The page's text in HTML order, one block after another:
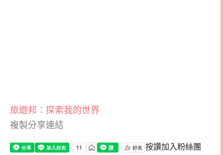
旅遊邦：探索我的世界
複製分享連結
按讚加入粉絲團